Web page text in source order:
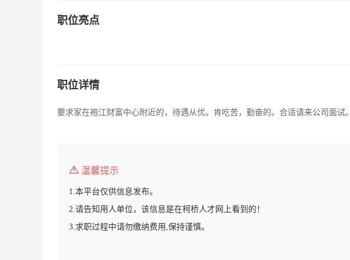
职位亮点
职位详情
要求家在袍江财富中心附近的，待遇从优。肯吃苦，勤奋的。合适请来公司面试。
温馨提示
1.本平台仅供信息发布。
2.请告知用人单位，该信息是在柯桥人才网上看到的！
3.求职过程中请勿缴纳费用,保持谨慎。